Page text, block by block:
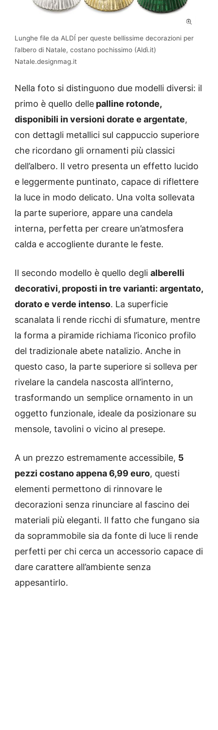
Lunghe file da ALDÍ per queste bellissime decorazioni per
l’albero di Natale, costano pochissimo (Aldì.it)
Natale.designmag.it
Nella foto si distinguono due modelli diversi: il
primo è quello delle palline rotonde,
disponibili in versioni dorate e argentate,
con dettagli metallici sul cappuccio superiore
che ricordano gli ornamenti più classici
dell’albero. Il vetro presenta un effetto lucido
e leggermente puntinato, capace di riflettere
la luce in modo delicato. Una volta sollevata
la parte superiore, appare una candela
interna, perfetta per creare un’atmosfera
calda e accogliente durante le feste.
Il secondo modello è quello degli alberelli
decorativi, proposti in tre varianti: argentato,
dorato e verde intenso. La superficie
scanalata li rende ricchi di sfumature, mentre
la forma a piramide richiama l’iconico profilo
del tradizionale abete natalizio. Anche in
questo caso, la parte superiore si solleva per
rivelare la candela nascosta all’interno,
trasformando un semplice ornamento in un
oggetto funzionale, ideale da posizionare su
mensole, tavolini o vicino al presepe.
A un prezzo estremamente accessibile, 5
pezzi costano appena 6,99 euro, questi
elementi permettono di rinnovare le
decorazioni senza rinunciare al fascino dei
materiali più eleganti. Il fatto che fungano sia
da soprammobile sia da fonte di luce li rende
perfetti per chi cerca un accessorio capace di
dare carattere all’ambiente senza
appesantirlo.